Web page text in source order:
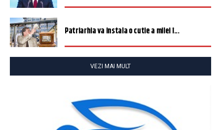
Patriarhia va instala o cutie a milei î...
VEZI MAI MULT